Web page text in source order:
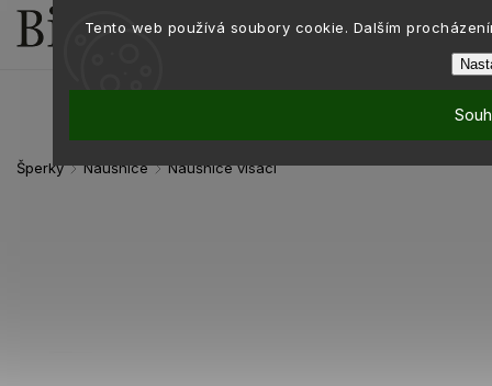
Tento web používá soubory cookie. Dalším
Šperky / Náušnice / Náušnice visací